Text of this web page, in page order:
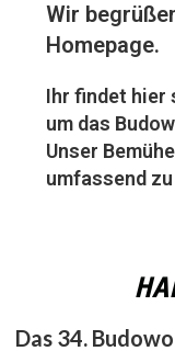
Wir
Homepage.
Ihr findet hier
um das
Unser
umfassend
Das 34.